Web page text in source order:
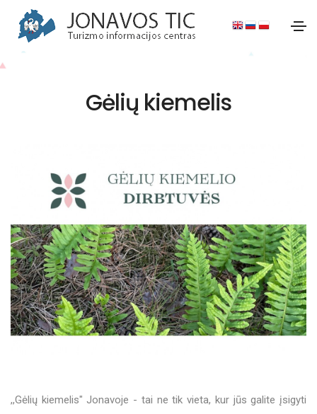
Gėlių kiemelis
,,Gėlių kiemelis" Jonavoje - tai ne tik vieta, kur jūs galite įsigyti